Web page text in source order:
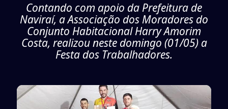
Contando com apoio da Prefeitura de
Naviraí, a Associação dos Moradores do
Conjunto Habitacional Harry Amorim
Costa, realizou neste domingo (01/05) a
Festa dos Trabalhadores.